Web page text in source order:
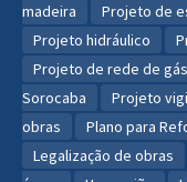
madeira
Projeto de
Projeto hidráulico
Projeto de rede de gás
Sorocaba
Projeto
obras
Plano para
Legalização de obras